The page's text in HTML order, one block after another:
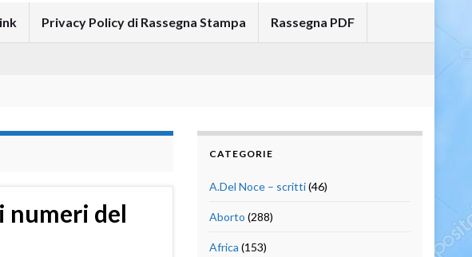
Privacy Policy di Rassegna Stampa Rassegna PDF
numeri del
CATEGORIE
A.Del Noce – scritti(46)
Aborto (288)
Africa (153)